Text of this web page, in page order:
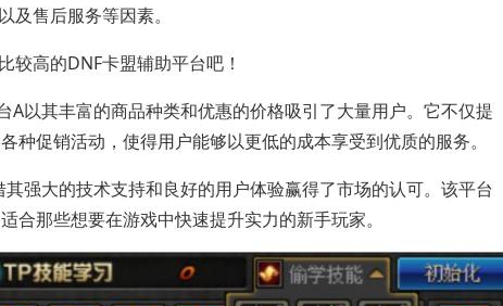
售后服务等因素。
较高的DNF卡盟辅助平台吧！
A以其丰富的商品种类和优惠的价格吸引了大量用户。它不仅提
种促销活动，使得用户能够以更低的成本享受到优质的服务。
其强大的技术支持和良好的用户体验赢得了市场的认可。该平台
合那些想要在游戏中快速提升实力的新手玩家。